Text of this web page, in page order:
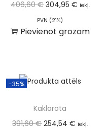
406,60€ 304,95 € iekļ.
PVN (21%)
Pievienot grozam
-35%
Kaklarota
391,60€ 254,54€ iekļ.